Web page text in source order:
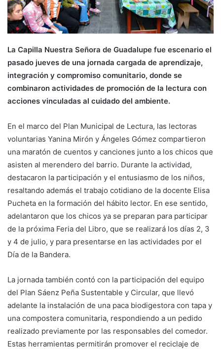
La Capilla Nuestra Señora de Guadalupe fue escenario el
pasado jueves de una jornada cargada de aprendizaje,
integración y compromiso comunitario, donde se
combinaron actividades de promoción de la lectura con
acciones vinculadas al cuidado del ambiente.
En el marco del Plan Municipal de Lectura, las lectoras
voluntarias Yanina Mirón y Ángeles Gómez compartieron
una maratón de cuentos y canciones junto a los chicos que
asisten al merendero del barrio. Durante la actividad,
destacaron la participación y el entusiasmo de los niños,
resaltando además el trabajo cotidiano de la docente Elisa
Pucheta en la formación del hábito lector. En ese sentido,
adelantaron que los chicos ya se preparan para participar
de la próxima Feria del Libro, que se realizará los días 2, 3
y 4 de julio, y para presentarse en las actividades por el
Día de la Bandera.
La jornada también contó con la participación del equipo
del Plan Sáenz Peña Sustentable y Circular, que llevó
adelante la instalación de una paca biodigestora con tapa y
una compostera comunitaria, respondiendo a un pedido
realizado previamente por las responsables del comedor.
Estas herramientas permitirán promover el reciclaje de